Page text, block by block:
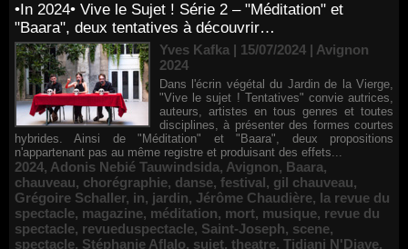
•In 2024• Vive le Sujet ! Série 2 – "Méditation" et
"Baara", deux tentatives à découvrir…
Yves Kafka | 15/07/2024 | Avignon
2024
Dans l'écrin végétal du Jardin de la Vierge,
"Vive le sujet ! Tentatives" convie autrices,
auteurs, artistes en tous genres et toutes
disciplines, à présenter des formes courtes
hybrides. Ainsi de "Méditation" et "Baara", deux propositions
n'appartenant pas au même registre et produisant des effets...
2024, Adonis Nebié Tauwindsida, Avignon, Baara,
chauveau, chorégraphie, danse, festival, gil chauveau,
Grégoire Schaller, in, jardin, Jérôme Chaudière, la revue du
spectacle, magazine, méditation, mort, musique, revue du
spectacle, revueduspectacle, Saint-Joseph, scene,
spectacle, Stéphanie Aflalo, sujet, theatre, Tidiani N'Diaye,